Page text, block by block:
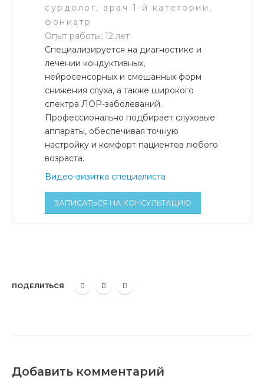
сурдолог, врач 1-й категории,
фониатр
Опыт работы: 12 лет
Специализируется на диагностике и
лечении кондуктивных,
нейросенсорных и смешанных форм
снижения слуха, а также широкого
спектра ЛОР-заболеваний.
Профессионально подбирает слуховые
аппараты, обеспечивая точную
настройку и комфорт пациентов любого
возраста.
Видео-визитка специалиста
ЗАПИСАТЬСЯ НА КОНСУЛЬТАЦИЮ
ПОДЕЛИТЬСЯ
Добавить комментарий